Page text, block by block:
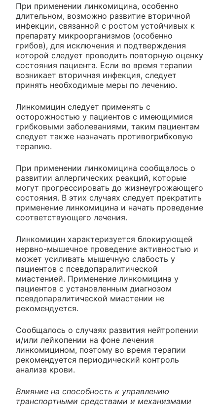
При применении линкомицина, особенно
длительном, возможно развитие вторичной
инфекции, связанной с ростом устойчивых к
препарату микроорганизмов (особенно
грибов), для исключения и подтверждения
которой следует проводить повторную оценку
состояния пациента. Если во время терапии
возникает вторичная инфекция, следует
принять необходимые меры по лечению.
Линкомицин следует применять с
осторожностью у пациентов с имеющимися
грибковыми заболеваниями, таким пациентам
следует также назначать противогрибковую
терапию.
При применении линкомицина сообщалось о
развитии аллергических реакций, которые
могут прогрессировать до жизнеугрожающего
состояния. В этих случаях следует прекратить
применение линкомицина и начать проведение
соответствующего лечения.
Линкомицин характеризуется блокирующей
нервно-мышечное проведение активностью и
может усиливать мышечную слабость у
пациентов с псевдопаралитической
миастенией. Применение линкомицина у
пациентов с установленным диагнозом
псевдопаралитической миастении не
рекомендуется.
Сообщалось о случаях развития нейтропении
и/или лейкопении на фоне лечения
линкомицином, поэтому во время терапии
рекомендуется периодический контроль
анализа крови.
Влияние на способность к управлению
транспортными средствами и механизмами